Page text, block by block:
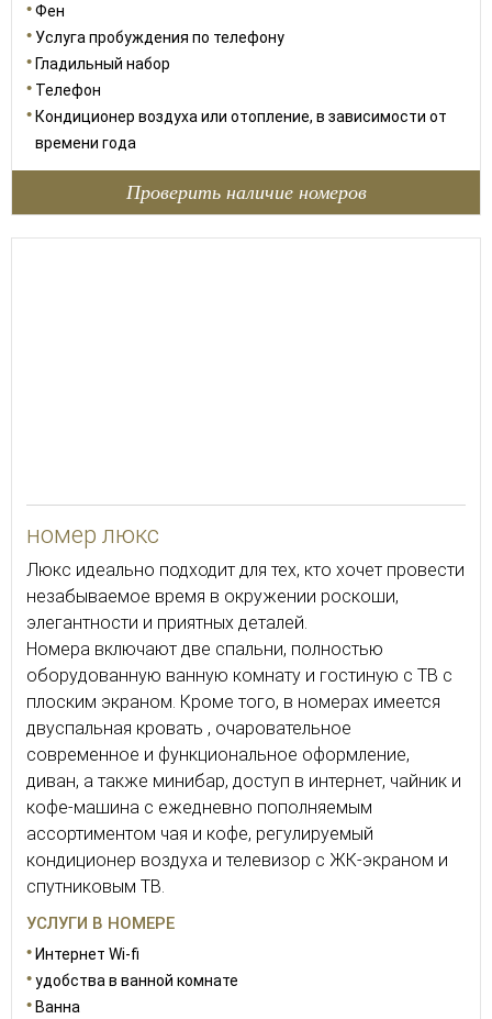
Фен
Услуга пробуждения по телефону
Гладильный набор
Телефон
Кондиционер воздуха или отопление, в зависимости от
времени года
Проверить наличие номеров
номер люкс
Люкс идеально подходит для тех, кто хочет провести
незабываемое время в окружении роскоши,
элегантности и приятных деталей.
Номера включают две спальни, полностью
оборудованную ванную комнату и гостиную с ТВ с
плоским экраном. Кроме того, в номерах имеется
двуспальная кровать , очаровательное
современное и функциональное оформление,
диван, а также минибар, доступ в интернет, чайник и
кофе-машина с ежедневно пополняемым
ассортиментом чая и кофе, регулируемый
кондиционер воздуха и телевизор с ЖК-экраном и
спутниковым ТВ.
УСЛУГИ В НОМЕРЕ
Интернет Wi-fi
удобства в ванной комнате
Ванна